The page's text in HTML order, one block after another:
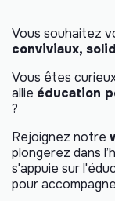
Vous souhaitez
conviviaux,
Vous êtes
allie éducation
?
Rejoignez notre
plongerez dans
s'appuie sur
pour